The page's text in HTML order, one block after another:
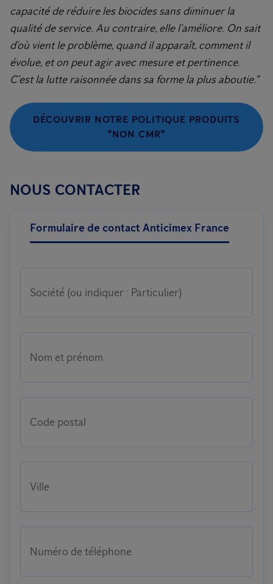
capacité de réduire les biocides sans diminuer la
qualité de service. Au contraire, elle l’améliore. On sait
d’où vient le problème, quand il apparaît, comment il
évolue, et on peut agir avec mesure et pertinence.
C’est la lutte raisonnée dans sa forme la plus aboutie."
DÉCOUVRIR NOTRE POLITIQUE PRODUITS
"NON CMR"
NOUS CONTACTER
Formulaire de contact Anticimex France
Société (ou indiquer : Particulier)
Nom et prénom
Code postal
Ville
Numéro de téléphone